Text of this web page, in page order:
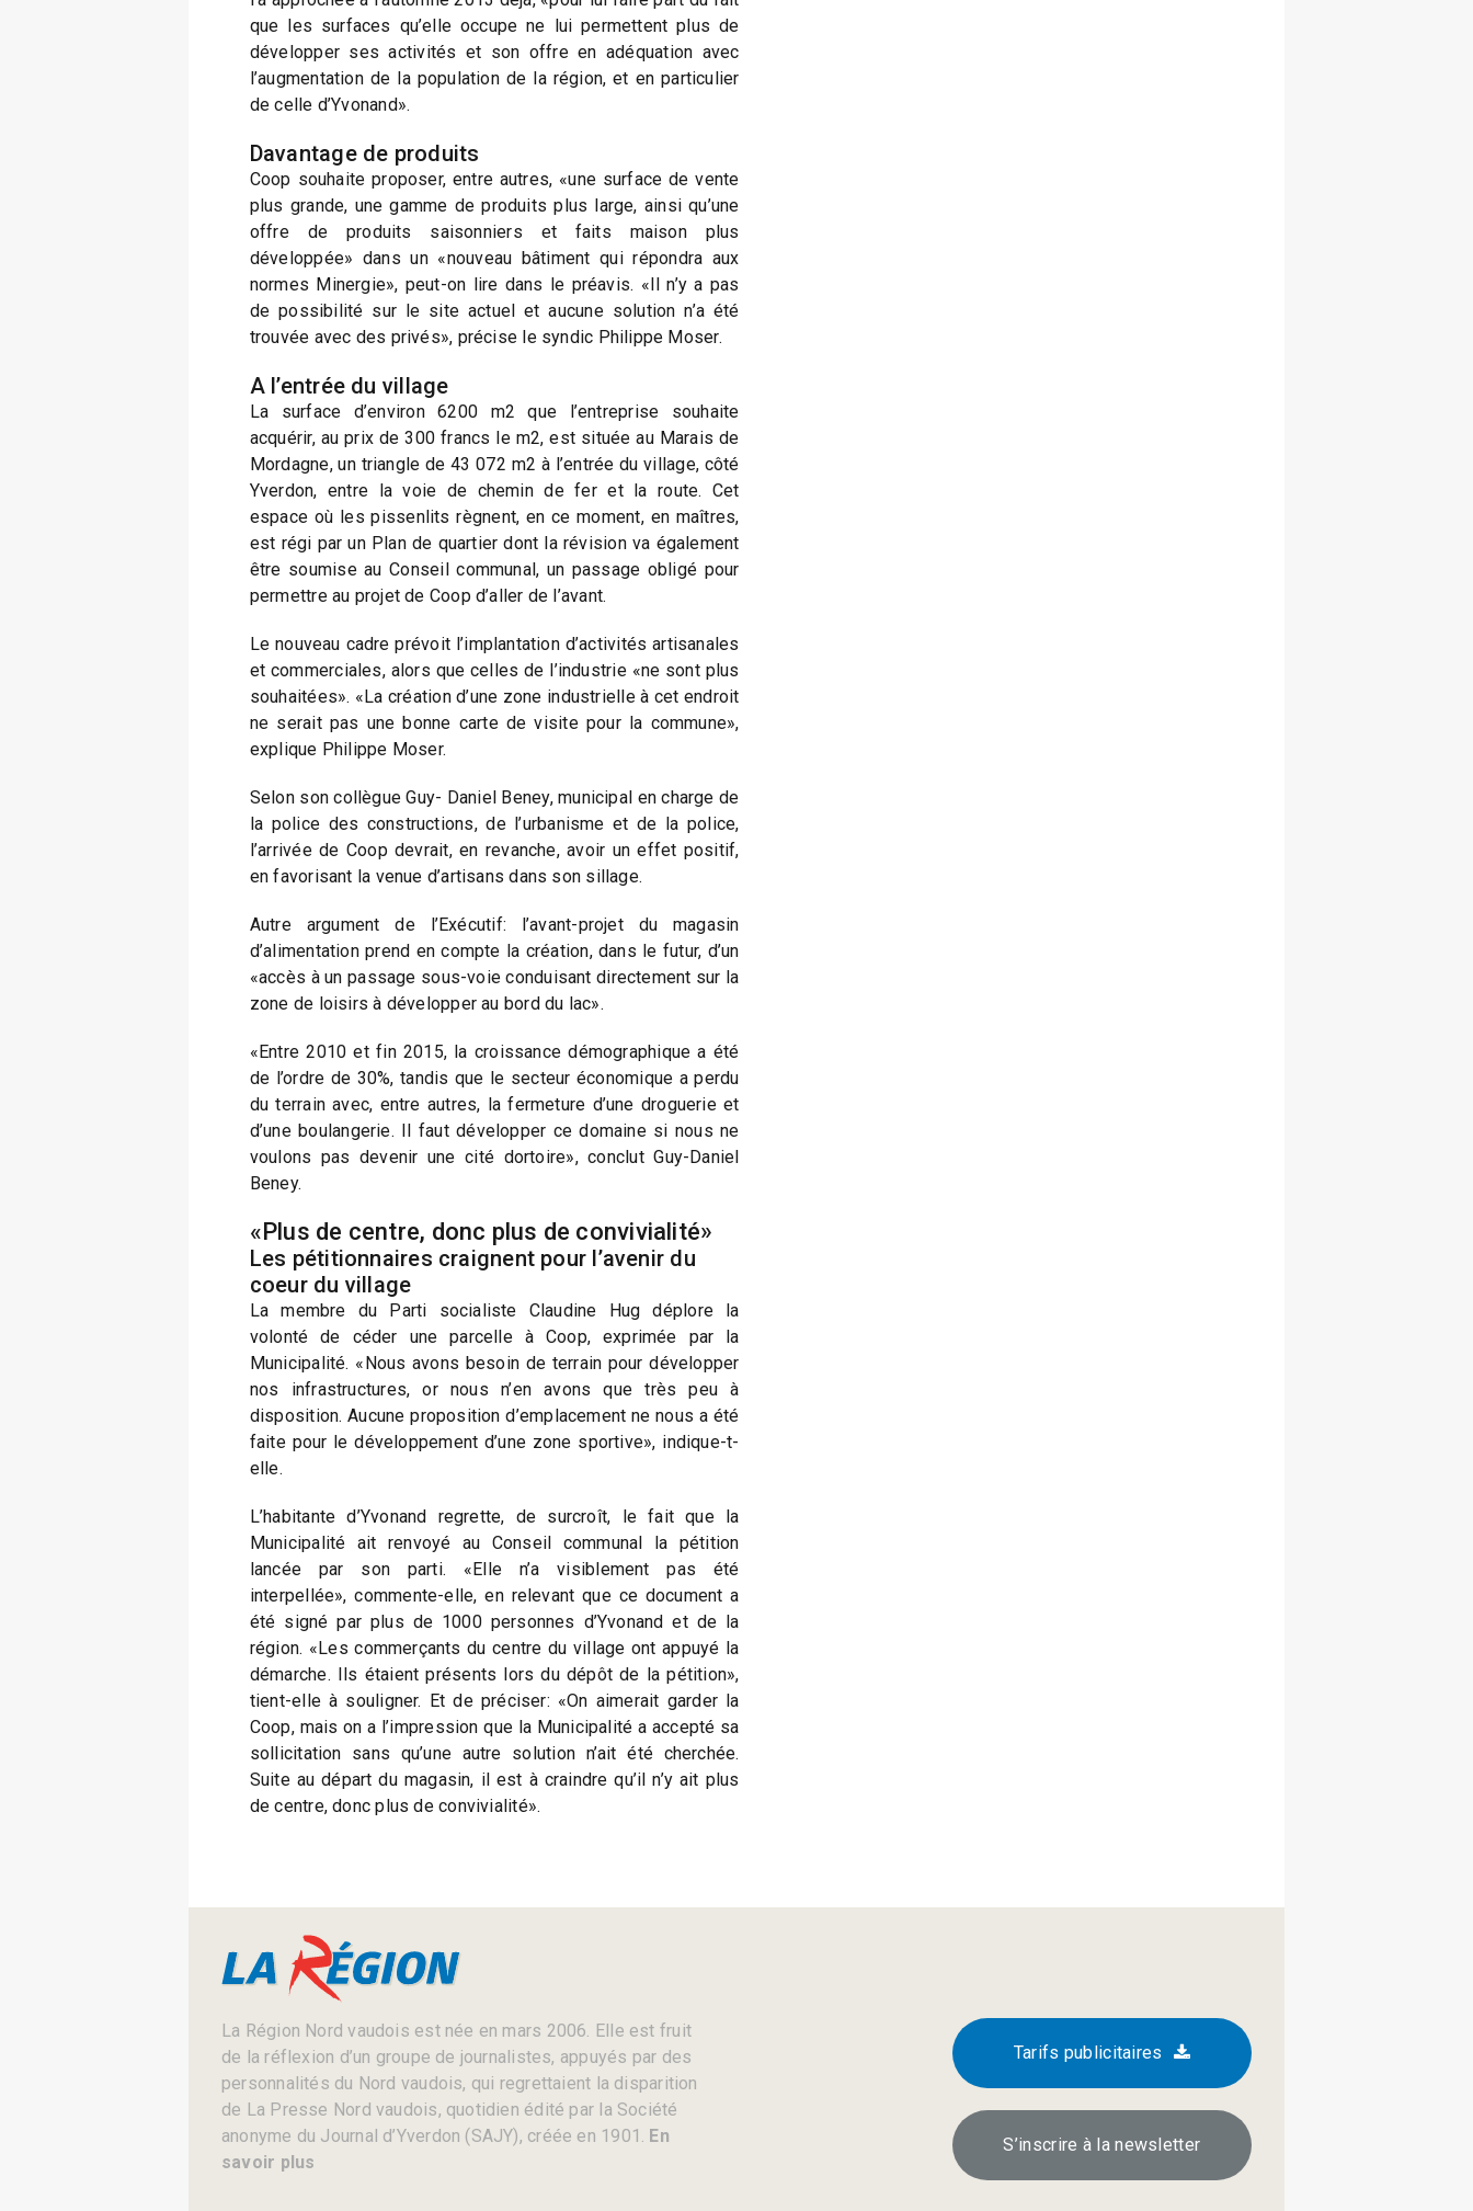
que les surfaces qu’elle occupe ne lui permettent plus de
développer ses activités et son offre en adéquation avec
l’augmentation de la population de la région, et en particulier
de celle d’Yvonand».
Davantage de produits
Coop souhaite proposer, entre autres, «une surface de vente
plus grande, une gamme de produits plus large, ainsi qu’une
offre de produits saisonniers et faits maison plus
développée» dans un «nouveau bâtiment qui répondra aux
normes Minergie», peut-on lire dans le préavis. «Il n’y a pas
de possibilité sur le site actuel et aucune solution n’a été
trouvée avec des privés», précise le syndic Philippe Moser.
A l’entrée du village
La surface d’environ 6200 m2 que l’entreprise souhaite
acquérir, au prix de 300 francs le m2, est située au Marais de
Mordagne, un triangle de 43 072 m2 à l’entrée du village, côté
Yverdon, entre la voie de chemin de fer et la route. Cet
espace où les pissenlits règnent, en ce moment, en maîtres,
est régi par un Plan de quartier dont la révision va également
être soumise au Conseil communal, un passage obligé pour
permettre au projet de Coop d’aller de l’avant.
Le nouveau cadre prévoit l’implantation d’activités artisanales
et commerciales, alors que celles de l’industrie «ne sont plus
souhaitées». «La création d’une zone industrielle à cet endroit
ne serait pas une bonne carte de visite pour la commune»,
explique Philippe Moser.
Selon son collègue Guy- Daniel Beney, municipal en charge de
la police des constructions, de l’urbanisme et de la police,
l’arrivée de Coop devrait, en revanche, avoir un effet positif,
en favorisant la venue d’artisans dans son sillage.
Autre argument de l’Exécutif: l’avant-projet du magasin
d’alimentation prend en compte la création, dans le futur, d’un
«accès à un passage sous-voie conduisant directement sur la
zone de loisirs à développer au bord du lac».
«Entre 2010 et fin 2015, la croissance démographique a été
de l’ordre de 30%, tandis que le secteur économique a perdu
du terrain avec, entre autres, la fermeture d’une droguerie et
d’une boulangerie. Il faut développer ce domaine si nous ne
voulons pas devenir une cité dortoire», conclut Guy-Daniel
Beney.
«Plus de centre, donc plus de convivialité»
Les pétitionnaires craignent pour l’avenir du
coeur du village
La membre du Parti socialiste Claudine Hug déplore la
volonté de céder une parcelle à Coop, exprimée par la
Municipalité. «Nous avons besoin de terrain pour développer
nos infrastructures, or nous n’en avons que très peu à
disposition. Aucune proposition d’emplacement ne nous a été
faite pour le développement d’une zone sportive», indique-t-
elle.
L’habitante d’Yvonand regrette, de surcroît, le fait que la
Municipalité ait renvoyé au Conseil communal la pétition
lancée par son parti. «Elle n’a visiblement pas été
interpellée», commente-elle, en relevant que ce document a
été signé par plus de 1000 personnes d’Yvonand et de la
région. «Les commerçants du centre du village ont appuyé la
démarche. Ils étaient présents lors du dépôt de la pétition»,
tient-elle à souligner. Et de préciser: «On aimerait garder la
Coop, mais on a l’impression que la Municipalité a accepté sa
sollicitation sans qu’une autre solution n’ait été cherchée.
Suite au départ du magasin, il est à craindre qu’il n’y ait plus
de centre, donc plus de convivialité».
La Région Nord vaudois est née en mars 2006. Elle est fruit
de la réflexion d’un groupe de journalistes, appuyés par des
personnalités du Nord vaudois, qui regrettaient la disparition
de La Presse Nord vaudois, quotidien édité par la Société
anonyme du Journal d’Yverdon (SAJY), créée en 1901. En
savoir plus
Tarifs publicitaires
S’inscrire à la newsletter